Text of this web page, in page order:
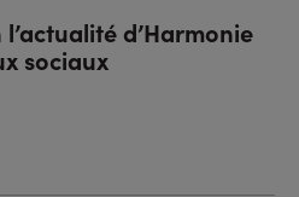
d’Harmonie
sociaux